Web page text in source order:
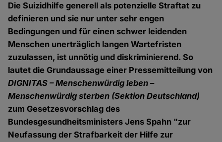
Die Suizidhilfe generell als potenzielle Straftat zu
definieren und sie nur unter sehr engen
Bedingungen und für einen schwer leidenden
Menschen unerträglich langen Wartefristen
zuzulassen, ist unnötig und diskriminierend. So
lautet die Grundaussage einer Pressemitteilung von
DIGNITAS – Menschenwürdig leben –
Menschenwürdig sterben (Sektion Deutschland)
zum Gesetzesvorschlag des
Bundesgesundheitsministers Jens Spahn "zur
Neufassung der Strafbarkeit der Hilfe zur